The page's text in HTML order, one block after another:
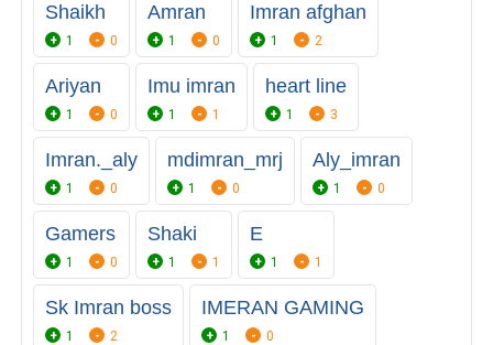
Shaikh
1 0
Amran
1 0
Imran afghan
1 2
Ariyan
1 0
Imu imran
1 1
heart line
1 3
Imran._aly
1 0
mdimran_mrj
1 0
Aly_imran
1 0
Gamers
1 0
Shaki
1 1
E
1 1
Sk Imran boss
1 2
IMERAN GAMING
1 0